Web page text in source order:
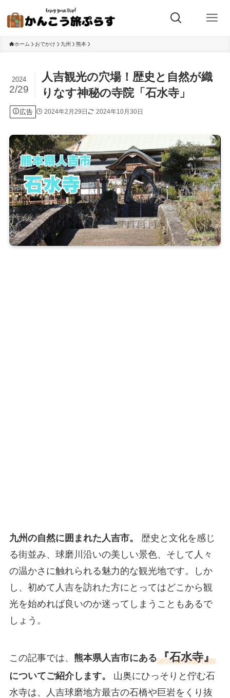
ホーム おでかけ 九州 熊本
人吉観光の穴場！歴史と自然が織
りなす神秘の寺院「石水寺」
2024
2/29
広告 2024年2月29日 2024年10月30日
九州の自然に囲まれた人吉市。
歴史と文化を感じ
る街並み、球磨川沿いの美しい景色、そして人々
の温かさに触れられる魅力的な観光地です。しか
し、初めて人吉を訪れた方にとってはどこから観
光を始めれば良いのか迷ってしまうこともあるで
しょう。
この記事では、 熊本県人吉市にある『石水寺』
についてご紹介します。
山奥にひっそりと佇む石
水寺は、人吉球磨地方最古の石橋や巨岩をくり抜